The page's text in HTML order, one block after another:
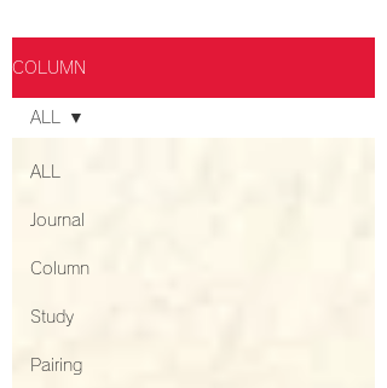
COLUMN
ALL
Journal
Column
Study
Pairing
ALL